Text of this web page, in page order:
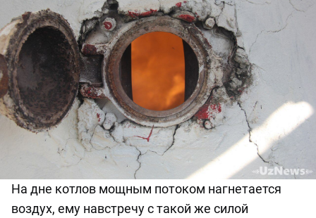
На дне котлов мощным потоком нагнетается
воздух, ему навстречу с такой же силой